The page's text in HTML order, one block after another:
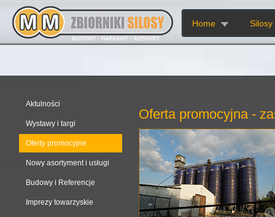
Home Silosy
Aktulności
Wystawy i targi
Oferty promocyjne
Nowy asortyment i usługi
Budowy i Referencje
Imprezy towarzyskie
Oferta promocyjna -